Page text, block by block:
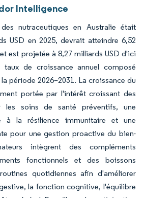
Intelligence
nutraceutiques en Australie était
USD en 2025, devrait atteindre 6,52
est projetée à 8,27 milliards USD d'ici
taux de croissance annuel composé
période 2026–2031. La croissance du
portée par l'intérêt croissant des
les soins de santé préventifs, une
à la résilience immunitaire et une
pour une gestion proactive du bien-
intègrent des compléments
fonctionnels et des boissons
quotidiennes afin d'améliorer
la fonction cognitive, l'équilibre